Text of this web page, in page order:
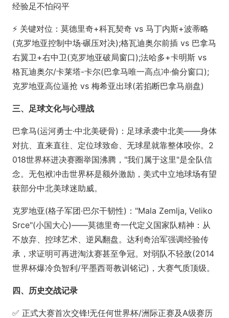
经验足不怕闷平
⚡ 关键对位：莫德里奇+科瓦契奇 vs 马丁内斯+波蒂略
(克罗地亚控制中场·碾压对决);格瓦迪奥尔前插 vs 巴拿马
右翼卫+右中卫(克罗地亚破局窗口);法哈多+卡明斯 vs
格瓦迪奥尔/卡莱塔-卡尔(巴拿马唯一高点冲·偷分窗口);
克罗地亚高位逼抢 vs 梅希亚出球(若掐断巴拿马崩盘)
三、足球文化与心理战
巴拿马(运河勇士·中北美硬骨)：足球承袭中北美——身体
对抗、直来直往、定位球致命、无球星就靠整体咬你。2
018世界杯进决赛圈举国沸腾，"我们属于这里"是全队信
念。无包袱冲击世界杯是额外激励，美式中立地球场有望
获部分中北美球迷助威。
克罗地亚(格子军团·巴尔干韧性)："Mala Zemlja, Veliko
Srce"(小国大心)——莫德里奇一代定义国家队精神：从
不放弃、控球艺术、逆风翻盘。达利奇治军强调经验传
承，求证明可再进淘汰赛甚至争冠。对弱队不轻敌(2014
世界杯爆冷负智利/平墨西哥教训铭记)，大赛气质顶级。
四、历史交战记录
✅ 正式大赛首次交锋!无任何世界杯/洲际正赛及A级赛历